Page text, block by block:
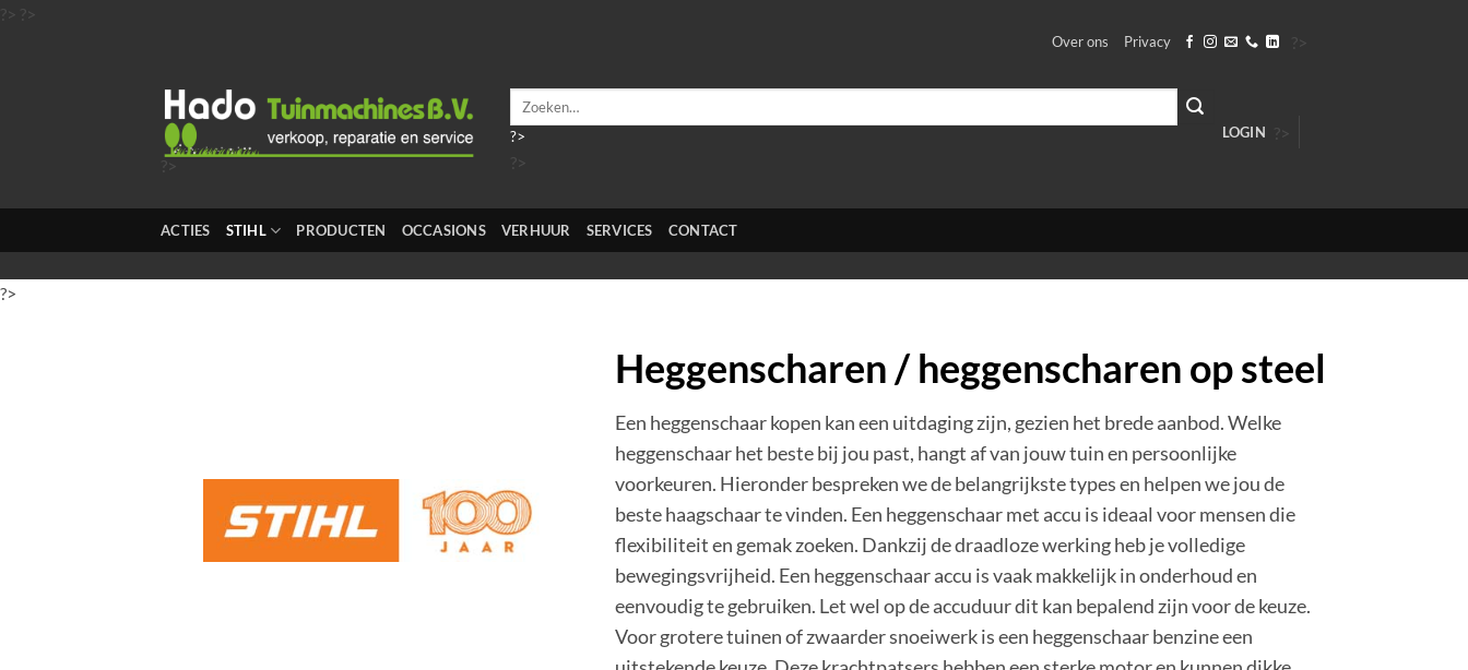
?> ?>
Over ons Privacy
?>
?>
Zoeken
?>
?>
LOGIN ?>
ACTIES STIHL PRODUCTEN OCCASIONS VERHUUR SERVICES CONTACT
?>
Heggenscharen / heggenscharen op steel
Een heggenschaar kopen kan een uitdaging zijn, gezien het brede aanbod. Welke
heggenschaar het beste bij jou past, hangt af van jouw tuin en persoonlijke
voorkeuren. Hieronder bespreken we de belangrijkste types en helpen we jou de
beste haagschaar te vinden. Een heggenschaar met accu is ideaal voor mensen die
flexibiliteit en gemak zoeken. Dankzij de draadloze werking heb je volledige
bewegingsvrijheid. Een heggenschaar accu is vaak makkelijk in onderhoud en
eenvoudig te gebruiken. Let wel op de accuduur dit kan bepalend zijn voor de keuze.
Voor grotere tuinen of zwaarder snoeiwerk is een heggenschaar benzine een